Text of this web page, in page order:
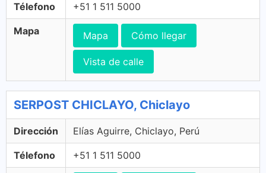
Télefono +51 1 511 5000
Mapa Mapa Cómo llegar
Vista de calle
SERPOST CHICLAYO, Chiclayo
Dirección Elías Aguirre, Chiclayo, Perú
Télefono +51 1 511 5000